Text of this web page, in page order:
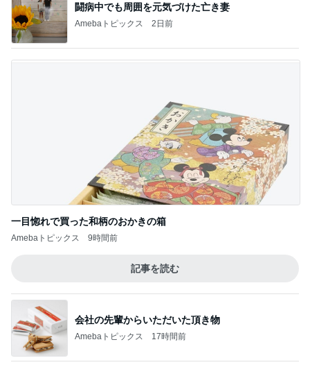
闘病中でも周囲を元気づけた亡き妻
Amebaトピックス 2日前
一目惚れで買った和柄のおかきの箱
Amebaトピックス 9時間前
記事を読む
会社の先輩からいただいた頂き物
Amebaトピックス 17時間前